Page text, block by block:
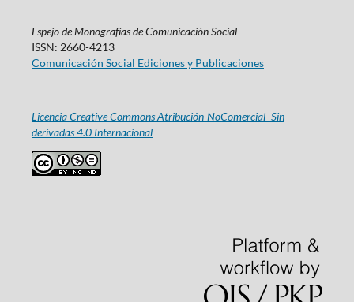
Espejo de Monografías de Comunicación Social
ISSN: 2660-4213
Comunicación Social Ediciones y Publicaciones
Licencia Creative Commons Atribución-NoComercial- Sin
derivadas 4.0 Internacional